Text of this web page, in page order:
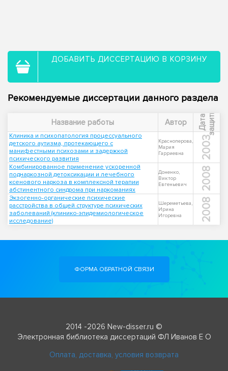
ДОБАВИТЬ ДИССЕРТАЦИЮ В КОРЗИНУ
Рекомендуемые диссертации данного раздела
Название работы Автор Д
а
т
а
з
а
щ
и
т ы
Клиника и психопатология процессуального
детского аутизма, протекающего с
манифестными психозами и задержкой
психического развития
Красноперова,
Мария
Гарриевна
2003
Комбинированное применение ускоренной
поднаркозной детоксикации и лечебного
ксенового наркоза в комплексной терапии
абстинентного синдрома при наркоманиях
Доненко,
Виктор
Евгеньевич
2008
Экзогенно-органические психические
расстройства в общей структуре психических
заболеваний (клинико-эпидемиологическое
исследование)
Шереметьева,
Ирина
Игоревна
2008
ФОРМА ОБРАТНОЙ СВЯЗИ
2014 -2026 New-disser.ru ©
Электронная библиотека диссертаций ФЛ Иванов Е О
Оплата, доставка, условия возврата